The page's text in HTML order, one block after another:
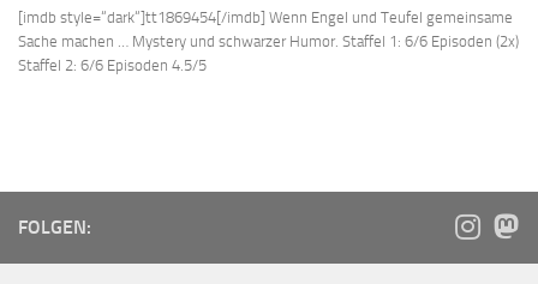
[imdb style=“dark“]tt1869454[/imdb] Wenn Engel und Teufel gemeinsame
Sache machen … Mystery und schwarzer Humor. Staffel 1: 6/6 Episoden (2x)
Staffel 2: 6/6 Episoden 4.5/5
FOLGEN: